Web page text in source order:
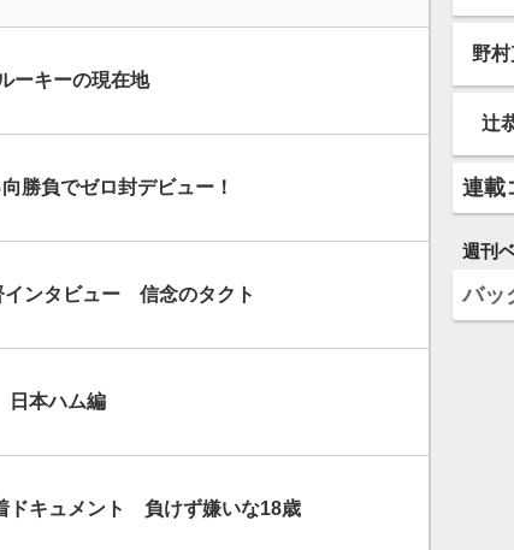
ーキーの現在地
勝負でゼロ封デビュー！
インタビュー 信念のタクト
本ハム編
ドキュメント 負けず嫌いな18歳
野
辻
連載
週刊
バッ